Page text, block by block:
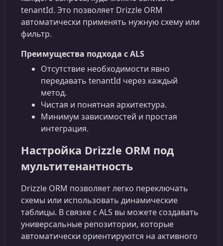
tenantId. Это позволяет Drizzle ORM
автоматически применять нужную схему или
фильтр.
Преимущества подхода с ALS
Отсутствие необходимости явно
передавать tenantId через каждый
метод.
Чистая и понятная архитектура.
Минимум зависимостей и простая
интеграция.
Настройка Drizzle ORM под
мультитенантность
Drizzle ORM позволяет легко переключать
схемы или использовать динамические
таблицы. В связке с ALS вы можете создавать
универсальные репозитории, которые
автоматически ориентируются на активного